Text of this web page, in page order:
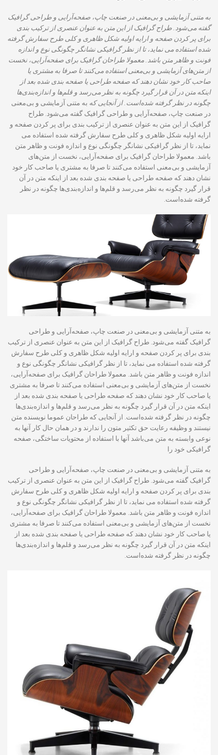
به متنی آزمایشی و بی‌معنی در صنعت چاپ، صفحه‌آرایی و طراحی گرافیک
گفته می‌شود. طراح گرافیک از این متن به عنوان عنصری از ترکیب بندی
برای پر کردن صفحه و ارایه اولیه شکل ظاهری و کلی طرح سفارش گرفته
شده استفاده می نماید، تا از نظر گرافیکی نشانگر چگونگی نوع و اندازه
فونت و ظاهر متن باشد. معمولا طراحان گرافیک برای صفحه‌آرایی، نخست
از متن‌های آزمایشی و بی‌معنی استفاده می‌کنند تا صرفا به مشتری یا
صاحب کار خود نشان دهند که صفحه طراحی یا صفحه بندی شده بعد از
اینکه متن در آن قرار گیرد چگونه به نظر می‌رسد و قلم‌ها و اندازه‌بندی‌ها
چگونه در نظر گرفته شده‌است. از آنجایی که به متنی آزمایشی و بی‌معنی
در صنعت چاپ، صفحه‌آرایی و طراحی گرافیک گفته می‌شود. طراح
گرافیک از این متن به عنوان عنصری از ترکیب بندی برای پر کردن صفحه و
ارایه اولیه شکل ظاهری و کلی طرح سفارش گرفته شده استفاده می
نماید، تا از نظر گرافیکی نشانگر چگونگی نوع و اندازه فونت و ظاهر متن
باشد. معمولا طراحان گرافیک برای صفحه‌آرایی، نخست از متن‌های
آزمایشی و بی‌معنی استفاده می‌کنند تا صرفا به مشتری یا صاحب کار خود
نشان دهند که صفحه طراحی یا صفحه بندی شده بعد از اینکه متن در آن
قرار گیرد چگونه به نظر می‌رسد و قلم‌ها و اندازه‌بندی‌ها چگونه در نظر
گرفته شده‌است.
به متنی آزمایشی و بی‌معنی در صنعت چاپ، صفحه‌آرایی و طراحی
گرافیک گفته می‌شود. طراح گرافیک از این متن به عنوان عنصری از ترکیب
بندی برای پر کردن صفحه و ارایه اولیه شکل ظاهری و کلی طرح سفارش
گرفته شده استفاده می نماید، تا از نظر گرافیکی نشانگر چگونگی نوع و
اندازه فونت و ظاهر متن باشد. معمولا طراحان گرافیک برای صفحه‌آرایی،
نخست از متن‌های آزمایشی و بی‌معنی استفاده می‌کنند تا صرفا به مشتری
یا صاحب کار خود نشان دهند که صفحه طراحی یا صفحه بندی شده بعد از
اینکه متن در آن قرار گیرد چگونه به نظر می‌رسد و قلم‌ها و اندازه‌بندی‌ها
چگونه در نظر گرفته شده‌است. از آنجایی که طراحان عموما نویسنده متن
نیستند و وظیفه رعایت حق تکثیر متون را ندارند و در همان حال کار آنها به
نوعی وابسته به متن می‌باشد آنها با استفاده از محتویات ساختگی، صفحه
گرافیکی خود را
به متنی آزمایشی و بی‌معنی در صنعت چاپ، صفحه‌آرایی و طراحی
گرافیک گفته می‌شود. طراح گرافیک از این متن به عنوان عنصری از ترکیب
بندی برای پر کردن صفحه و ارایه اولیه شکل ظاهری و کلی طرح سفارش
گرفته شده استفاده می نماید، تا از نظر گرافیکی نشانگر چگونگی نوع و
اندازه فونت و ظاهر متن باشد. معمولا طراحان گرافیک برای صفحه‌آرایی،
نخست از متن‌های آزمایشی و بی‌معنی استفاده می‌کنند تا صرفا به مشتری
یا صاحب کار خود نشان دهند که صفحه طراحی یا صفحه بندی شده بعد از
اینکه متن در آن قرار گیرد چگونه به نظر می‌رسد و قلم‌ها و اندازه‌بندی‌ها
چگونه در نظر گرفته شده‌است.